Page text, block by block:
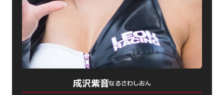
成沢紫音なるさわしおん